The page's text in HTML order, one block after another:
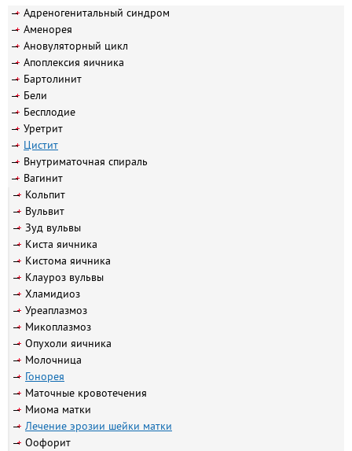
Адреногенитальный синдром
Аменорея
Ановуляторный цикл
Апоплексия яичника
Бартолинит
Бели
Бесплодие
Уретрит
Цистит
Внутриматочная спираль
Вагинит
Кольпит
Вульвит
Зуд вульвы
Киста яичника
Кистома яичника
Клауроз вульвы
Хламидиоз
Уреаплазмоз
Микоплазмоз
Опухоли яичника
Молочница
Гонорея
Маточные кровотечения
Миома матки
Лечение эрозии шейки матки
Оофорит